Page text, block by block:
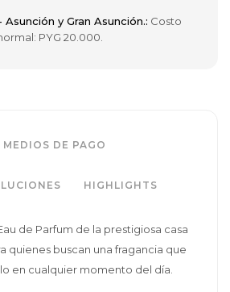
y Gran Asunción.: Costo
PYG 20.000.
MEDIOS DE PAGO
HIGHLIGHTS
de Parfum de la prestigiosa casa
quienes buscan una fragancia que
en cualquier momento del día.